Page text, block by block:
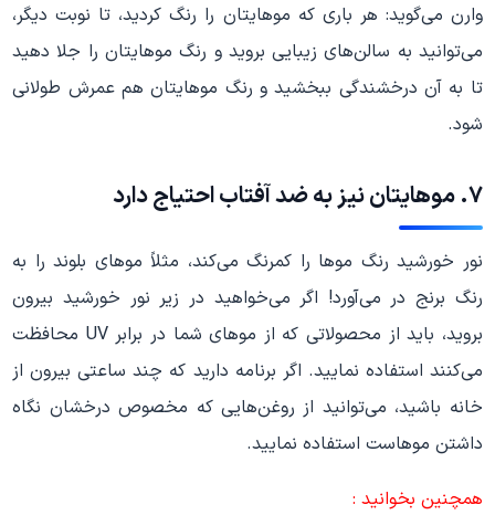
وارن می‌گوید: هر باری که موهایتان را رنگ کردید، تا نوبت دیگر،
می‌توانید به سالن‌های زیبایی بروید و رنگ موهایتان را جلا دهید
تا به آن درخشندگی ببخشید و رنگ موهایتان هم عمرش طولانی
شود.
۷. موهایتان نیز به ضد آفتاب احتیاج دارد
نور خورشید رنگ موها را کمرنگ می‌کند، مثلاً موهای بلوند را به
رنگ برنج در می‌آورد! اگر می‌خواهید در زیر نور خورشید بیرون
بروید، باید از محصولاتی که از موهای شما در برابر UV محافظت
می‌کنند استفاده نمایید. اگر برنامه دارید که چند ساعتی بیرون از
خانه باشید، می‌توانید از روغن‌هایی که مخصوص درخشان نگاه
داشتن موهاست استفاده نمایید.
همچنین بخوانید :